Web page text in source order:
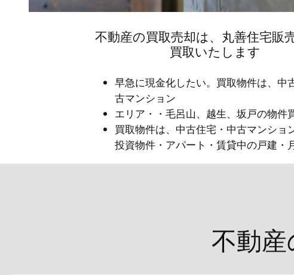
不動産の買取売却は、丸善住宅販
買取いたします
早急に現金化したい。買取物件は、中
古マンション
エリア・・毛呂山、越生、坂戸の物件
買取物件は、中古住宅・中古マンショ
投資物件・アパート・賃貸中の戸建・
不動